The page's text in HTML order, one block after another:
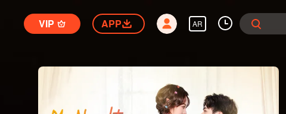
AR
APP
VIP